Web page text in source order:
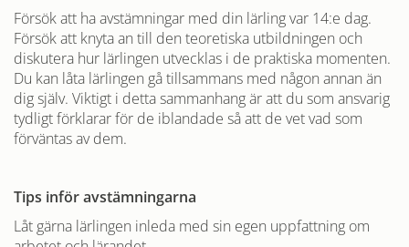
Försök att ha avstämningar med din lärling var 14:e dag.
Försök att knyta an till den teoretiska utbildningen och
diskutera hur lärlingen utvecklas i de praktiska momenten.
Du kan låta lärlingen gå tillsammans med någon annan än
dig själv. Viktigt i detta sammanhang är att du som ansvarig
tydligt förklarar för de iblandade så att de vet vad som
förväntas av dem.
Tips inför avstämningarna
Låt gärna lärlingen inleda med sin egen uppfattning om